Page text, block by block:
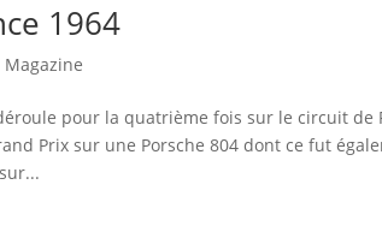
1964
Magazine
pour la quatrième fois sur le circuit de
Prix sur une Porsche 804 dont ce fut